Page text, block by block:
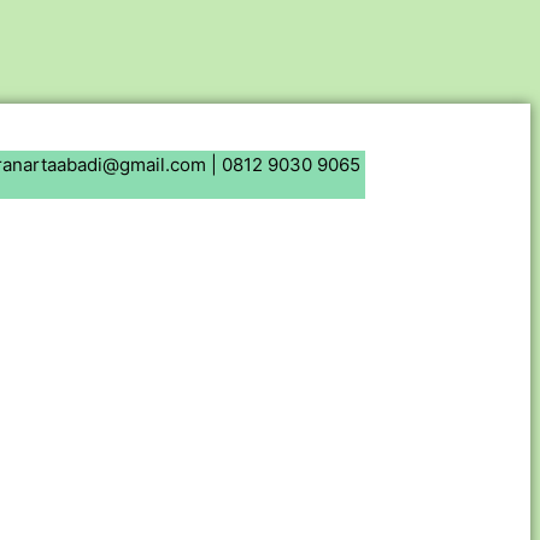
| 0812 9030 9065